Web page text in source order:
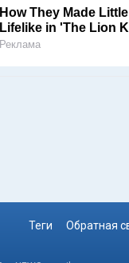
How They Made
Lifelike in 'The Lion
Реклама
Теги Обратная